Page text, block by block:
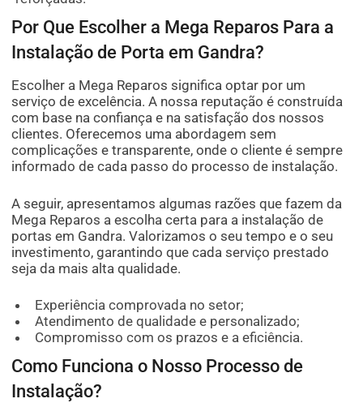
Por Que Escolher a Mega Reparos Para a
Instalação de Porta em Gandra?
Escolher a Mega Reparos significa optar por um
serviço de excelência. A nossa reputação é construída
com base na confiança e na satisfação dos nossos
clientes. Oferecemos uma abordagem sem
complicações e transparente, onde o cliente é sempre
informado de cada passo do processo de instalação.
A seguir, apresentamos algumas razões que fazem da
Mega Reparos a escolha certa para a instalação de
portas em Gandra. Valorizamos o seu tempo e o seu
investimento, garantindo que cada serviço prestado
seja da mais alta qualidade.
Experiência comprovada no setor;
Atendimento de qualidade e personalizado;
Compromisso com os prazos e a eficiência.
Como Funciona o Nosso Processo de
Instalação?